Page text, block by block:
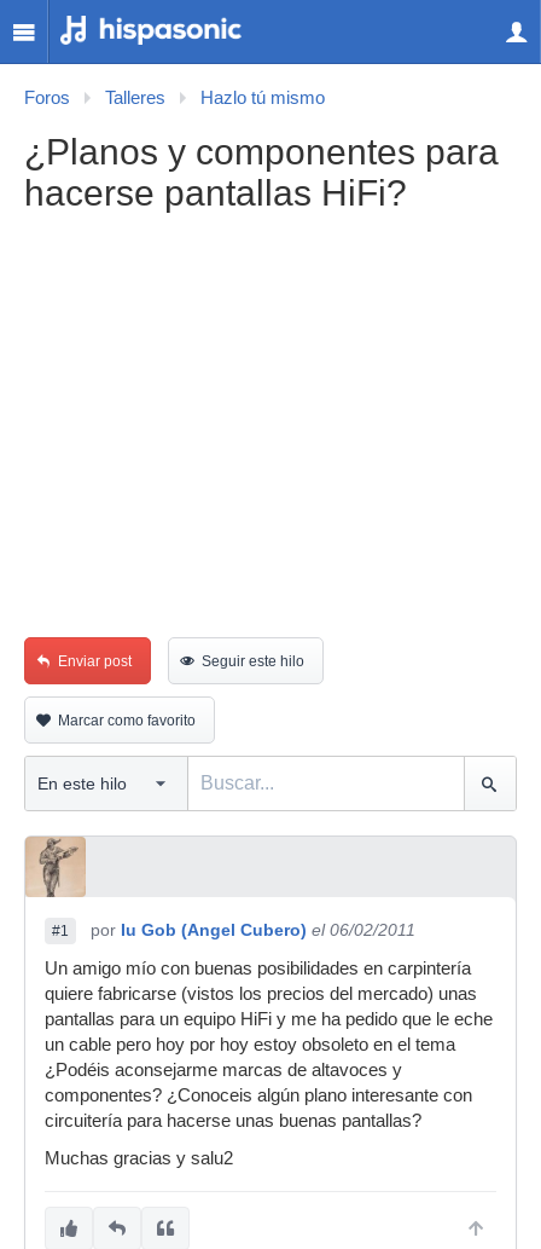
Foros Talleres Hazlo tú mismo
¿Planos y componentes para
hacerse pantallas HiFi?
Enviar post Seguir este hilo
Marcar como favorito
#1 por Iu Gob (Angel Cubero) el 06/02/2011
Un amigo mío con buenas posibilidades en carpintería
quiere fabricarse (vistos los precios del mercado) unas
pantallas para un equipo HiFi y me ha pedido que le eche
un cable pero hoy por hoy estoy obsoleto en el tema
¿Podéis aconsejarme marcas de altavoces y
componentes? ¿Conoceis algún plano interesante con
circuitería para hacerse unas buenas pantallas?
Muchas gracias y salu2